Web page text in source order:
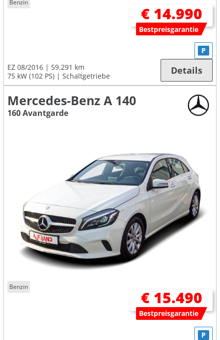
Benzin
€ 14.990
Bestpreisgarantie
EZ 08/2016
59.291 km
75 kW (102 PS)
Schaltgetriebe
P
Details
Mercedes-Benz A 140
160 Avantgarde
Benzin
€ 15.490
Bestpreisgarantie
P